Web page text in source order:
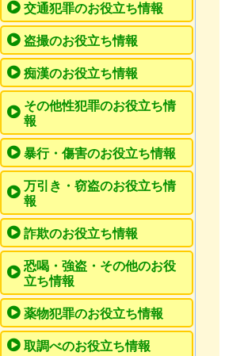
交通犯罪のお役立ち情報
盗撮のお役立ち情報
痴漢のお役立ち情報
その他性犯罪のお役立ち情
報
暴行・傷害のお役立ち情報
万引き・窃盗のお役立ち情
報
詐欺のお役立ち情報
恐喝・強盗・その他のお役
立ち情報
薬物犯罪のお役立ち情報
取調べのお役立ち情報